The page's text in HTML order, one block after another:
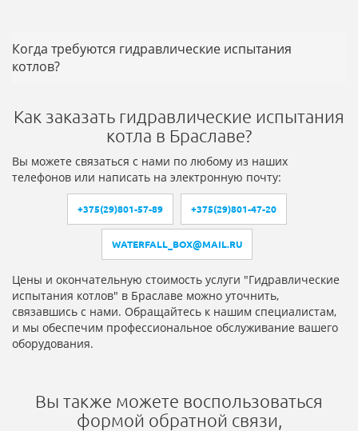
Когда требуются гидравлические испытания
котлов?
Как заказать гидравлические испытания
котла в Браславе?
Вы можете связаться с нами по любому из наших
телефонов или написать на электронную почту:
+375(29)801-57-89 +375(29)801-47-20
WATERFALL_BOX@MAIL.RU
Цены и окончательную стоимость услуги "Гидравлические
испытания котлов" в Браславе можно уточнить,
связавшись с нами. Обращайтесь к нашим специалистам,
и мы обеспечим профессиональное обслуживание вашего
оборудования.
Вы также можете воспользоваться
формой обратной связи,